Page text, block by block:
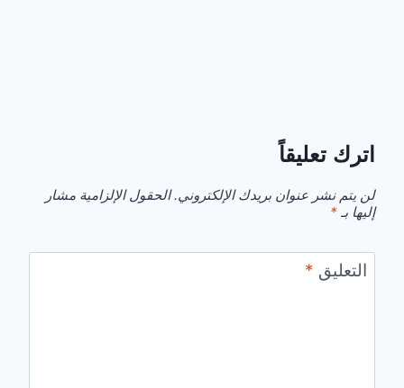
اترك تعليقاً
لن يتم نشر عنوان بريدك الإلكتروني. الحقول الإلزامية مشار
إليها بـ *
التعليق *